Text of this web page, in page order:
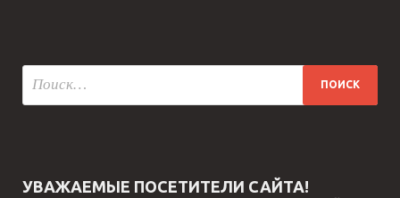
УВАЖАЕМЫЕ ПОСЕТИТЕЛИ САЙТА!